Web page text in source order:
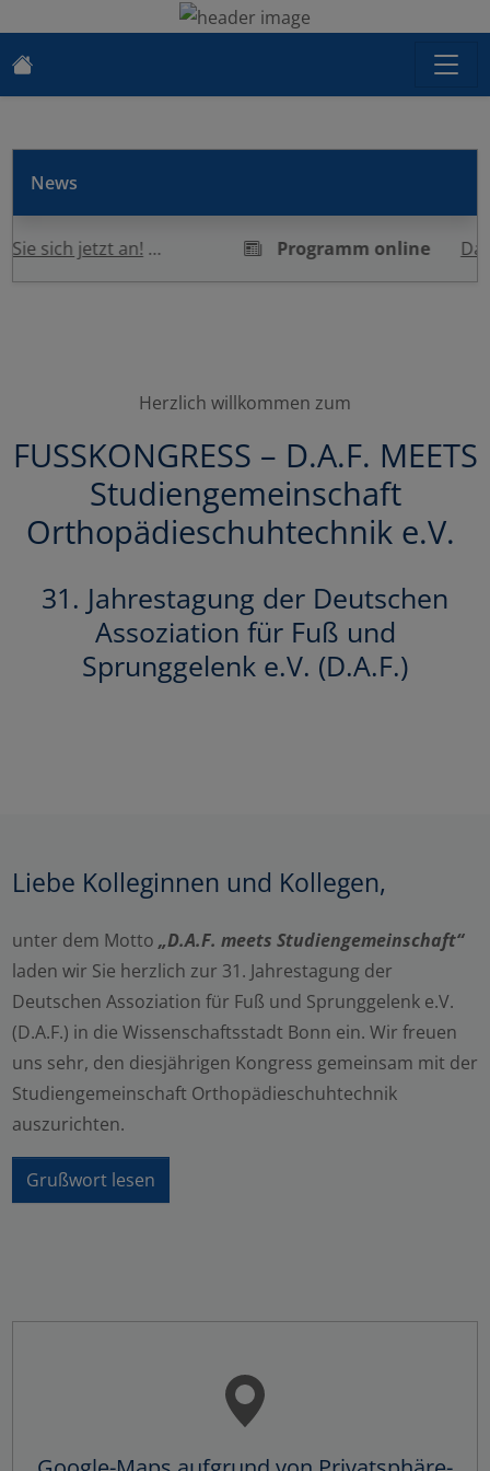
News
jetzt an!… Programm online Das
Herzlich willkommen zum
FUSSKONGRESS – D.A.F. MEETS
Studiengemeinschaft
Orthopädieschuhtechnik e.V.
31. Jahrestagung der Deutschen
Assoziation für Fuß und
Sprunggelenk e.V. (D.A.F.)
Liebe Kolleginnen und Kollegen,
unter dem Motto „D.A.F. meets Studiengemeinschaft“
laden wir Sie herzlich zur 31. Jahrestagung der
Deutschen Assoziation für Fuß und Sprunggelenk e.V.
(D.A.F.) in die Wissenschaftsstadt Bonn ein. Wir freuen
uns sehr, den diesjährigen Kongress gemeinsam mit der
Studiengemeinschaft Orthopädieschuhtechnik
auszurichten.
Grußwort lesen